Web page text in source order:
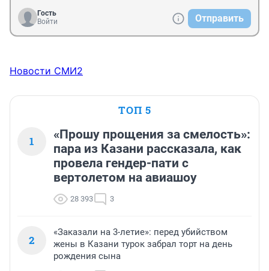
Гость
Войти
Отправить
Новости СМИ2
ТОП 5
1
«Прошу прощения за смелость»:
пара из Казани рассказала, как
провела гендер-пати с
вертолетом на авиашоу
28 393 3
2
«Заказали на 3-летие»: перед убийством
жены в Казани турок забрал торт на день
рождения сына